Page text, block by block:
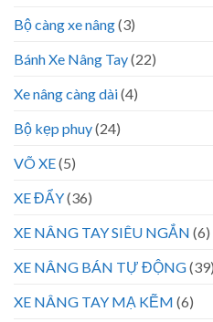
Bộ càng xe nâng(3)
Bánh Xe Nâng Tay(22)
Xe nâng càng dài(4)
Bộ kẹp phuy(24)
VÕ XE(5)
XE ĐẨY(36)
XE NÂNG TAY SIÊU NGẮN (6)
XE NÂNG BÁN TỰ ĐỘNG(39)
XE NÂNG TAY MẠ KẼM (6)